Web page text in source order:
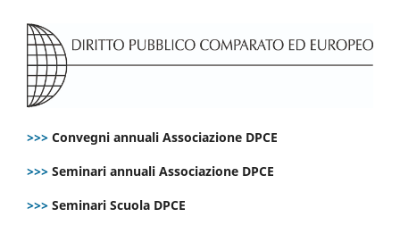
>>> Convegni annuali Associazione DPCE
>>> Seminari annuali Associazione DPCE
>>> Seminari Scuola DPCE